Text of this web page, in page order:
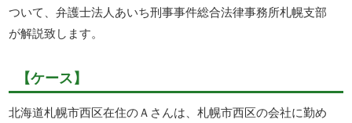
ついて、弁護士法人あいち刑事事件総合法律事務所札幌支部
が解説致します。
【ケース】
北海道札幌市西区在住のＡさんは、札幌市西区の会社に勤め